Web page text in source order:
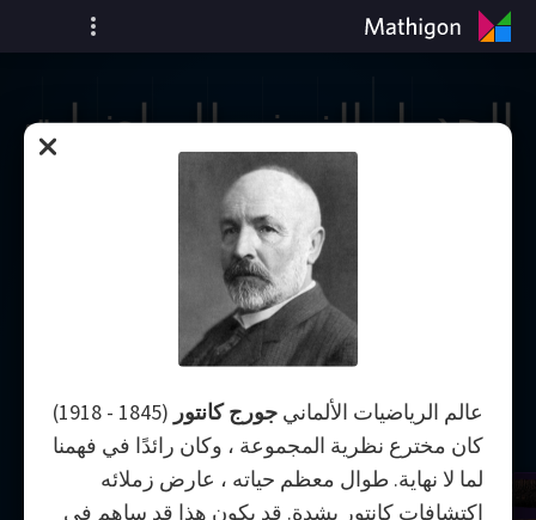
الجدول الزمني للرياضيات
عالم الرياضيات الألماني جورج كانتور
(1845 - 1918)
كان مخترع نظرية المجموعة ، وكان رائدًا في فهمنا
لما لا نهاية. طوال معظم حياته ، عارض زملائه
اكتشافات كانتور بشدة. قد يكون هذا قد ساهم في